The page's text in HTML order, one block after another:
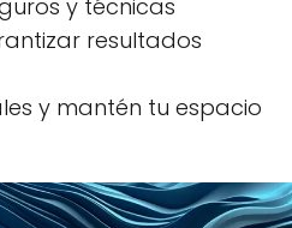
y técnicas
resultados
y mantén tu espacio